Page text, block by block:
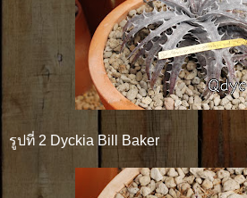
รูปที่ 2 Dyckia Bill Baker